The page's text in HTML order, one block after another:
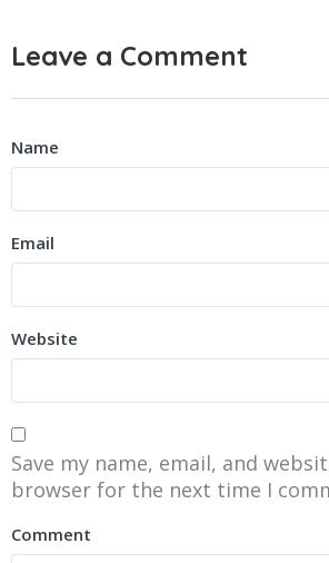
Leave a Comment
Name
Email
Website
Save my name, email, and
browser for the next time I
Comment